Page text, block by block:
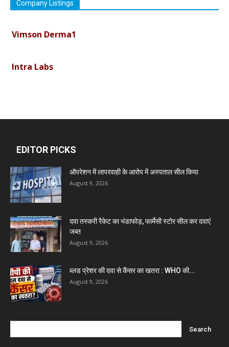
Company Listings
Vimson Derma1
Intra Labs
Invision Pharma Limited
Ben Pharmaceuticals
Mcneil & Argus Pharmaceuticals Limited
Nitin Lifesciences Ltd.
EDITOR PICKS
ऑपरेशन में लापरवाही के आरोप में अस्पताल सील किया
August 9, 2026
दवा तस्करी रैकेट का भंडाफोड़, फार्मेसी स्टोर सील कर दवाएं
जब्त
August 9, 2026
ब्लड प्रेशर की दवा से कैंसर का खतरा : WHO की...
August 9, 2026